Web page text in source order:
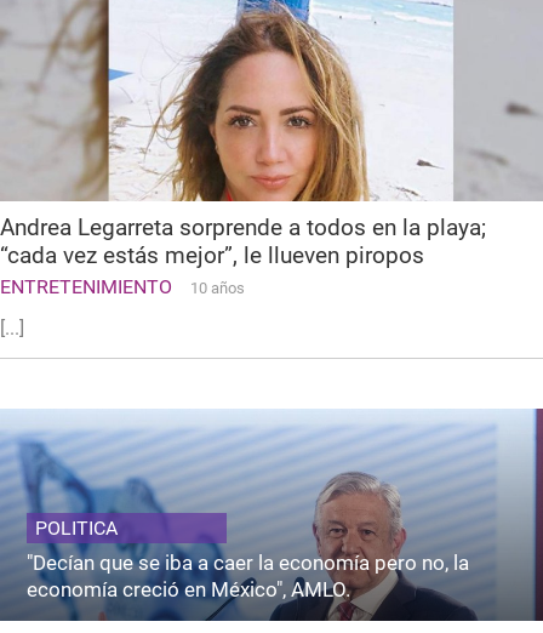
Andrea Legarreta sorprende a todos en la playa;
“cada vez estás mejor”, le llueven piropos
ENTRETENIMIENTO 10 años
[...]
POLITICA
"Decían que se iba a caer la economía pero no, la
economía creció en México", AMLO.